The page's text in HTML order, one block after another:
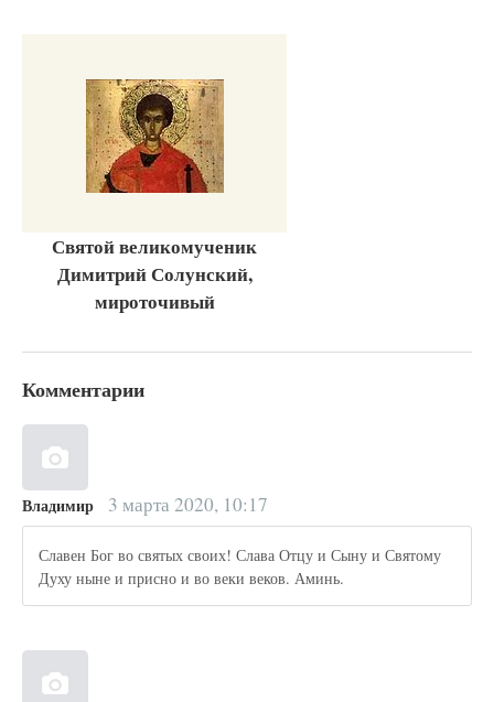
Святой великомученик
Димитрий Солунский,
мироточивый
Комментарии
Владимир 3 марта 2020, 10:17
Славен Бог во святых своих! Слава Отцу и Сыну и Святому
Духу ныне и присно и во веки веков. Аминь.